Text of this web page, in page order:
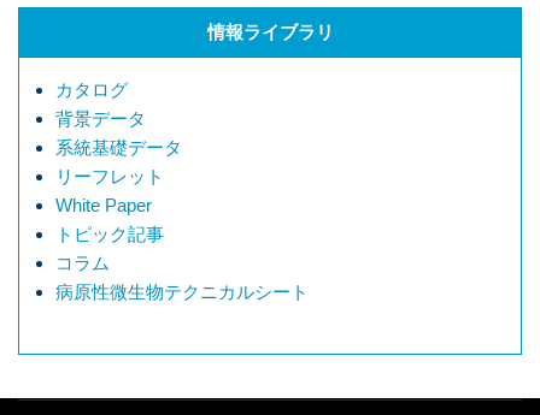
情報ライブラリ
カタログ
背景データ
系統基礎データ
リーフレット
White Paper
トピック記事
コラム
病原性微生物テクニカルシート